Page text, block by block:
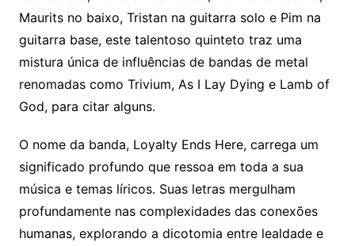
Maurits no baixo, Tristan na guitarra solo e Pim na
guitarra base, este talentoso quinteto traz uma
mistura única de influências de bandas de metal
renomadas como Trivium, As I Lay Dying e Lamb of
God, para citar alguns.
O nome da banda, Loyalty Ends Here, carrega um
significado profundo que ressoa em toda a sua
música e temas líricos. Suas letras mergulham
profundamente nas complexidades das conexões
humanas, explorando a dicotomia entre lealdade e